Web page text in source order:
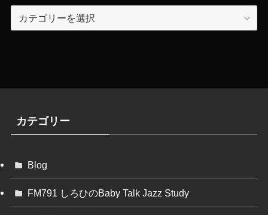
テ
カテゴリー
Blog
FM791 しろひのBaby Talk Jazz Study